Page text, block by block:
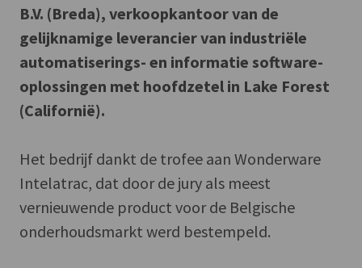
B.V. (Breda), verkoopkantoor van de
gelijknamige leverancier van industriële
automatiserings- en informatie software-
oplossingen met hoofdzetel in Lake Forest
(Californië).
Het bedrijf dankt de trofee aan Wonderware
Intelatrac, dat door de jury als meest
vernieuwende product voor de Belgische
onderhoudsmarkt werd bestempeld.